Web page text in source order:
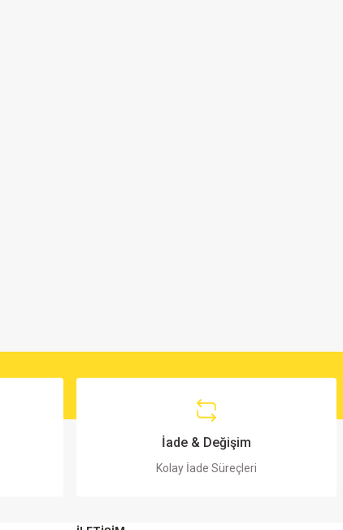
İade & Değişim
Kolay İade Süreçleri